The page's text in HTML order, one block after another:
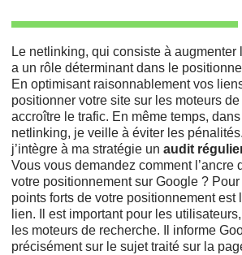
Le netlinking, qui consiste à augmenter
a un rôle déterminant dans le
En optimisant raisonnablement vos
positionner votre site sur les moteurs
accroître le trafic. En même temps,
netlinking, je veille à éviter les
j’intègre à ma stratégie unaudit
Vous vous demandez comment l’ancre
votre positionnement sur Google ?
points forts de votre positionnement est
lien. Il est important pour les
les moteurs de recherche. Il informe
précisément sur le sujet traité sur la